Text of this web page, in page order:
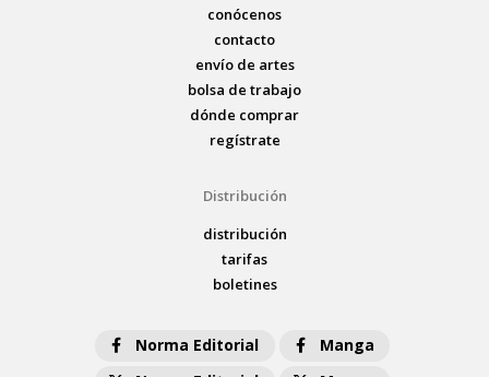
conócenos
contacto
envío de artes
bolsa de trabajo
dónde comprar
regístrate
Distribución
distribución
tarifas
boletines
Norma Editorial
Manga